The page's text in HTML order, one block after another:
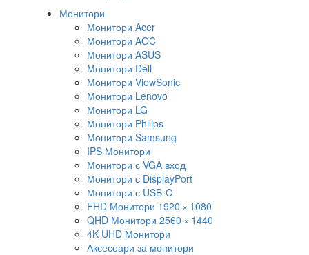
Монитори
Монитори Acer
Монитори AOC
Монитори ASUS
Монитори Dell
Монитори ViewSonic
Монитори Lenovo
Монитори LG
Монитори Philips
Монитори Samsung
IPS Монитори
Монитори с VGA вход
Монитори с DisplayPort
Монитори с USB-C
FHD Монитори 1920 × 1080
QHD Монитори 2560 × 1440
4K UHD Монитори
Аксесоари за монитори